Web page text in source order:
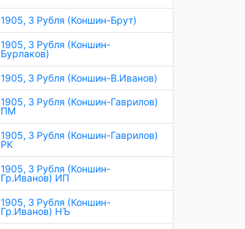
1905, 3 Рубля (Коншин-Брут)
1905, 3 Рубля (Коншин-
Бурлаков)
1905, 3 Рубля (Коншин-В.Иванов)
1905, 3 Рубля (Коншин-Гаврилов)
ПМ
1905, 3 Рубля (Коншин-Гаврилов)
РК
1905, 3 Рубля (Коншин-
Гр.Иванов) ИП
1905, 3 Рубля (Коншин-
Гр.Иванов) НЪ